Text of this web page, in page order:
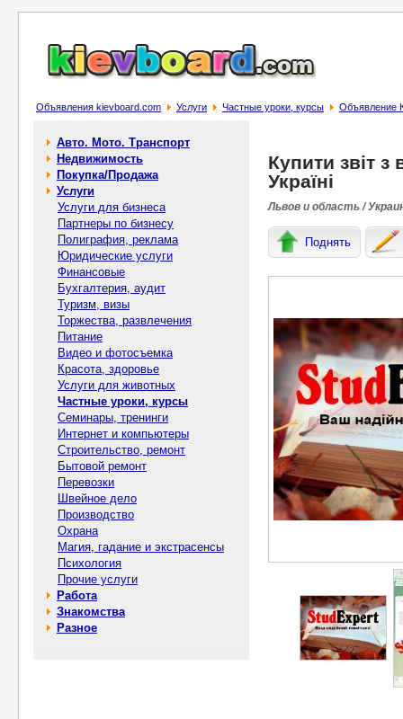
Объявления kievboard.com Услуги Частные уроки, курсы Объявление
Авто. Мото. Транспорт
Недвижимость
Покупка/Продажа
Услуги
Услуги для бизнеса
Партнеры по бизнесу
Полиграфия, реклама
Юридические услуги
Финансовые
Бухгалтерия, аудит
Туризм, визы
Торжества, развлечения
Питание
Видео и фотосъемка
Красота, здоровье
Услуги для животных
Частные уроки, курсы
Семинары, тренинги
Интернет и компьютеры
Строительство, ремонт
Бытовой ремонт
Перевозки
Швейное дело
Производство
Охрана
Магия, гадание и экстрасенсы
Психология
Прочие услуги
Работа
Знакомства
Разное
Купити звіт з
Україні
Львов и область /
Поднять